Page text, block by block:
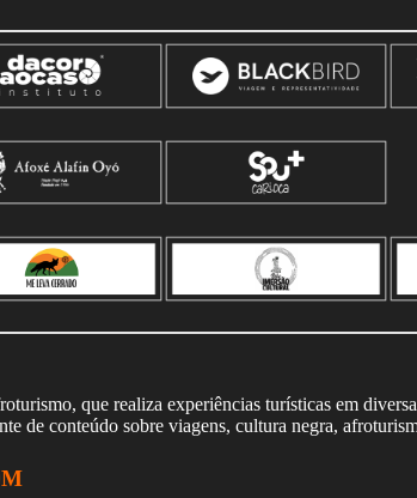
que realiza experiências turísticas em
de conteúdo sobre viagens, cultura negra,